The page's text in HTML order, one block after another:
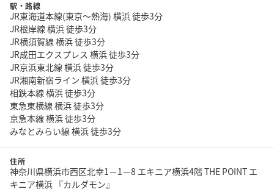
駅・路線
JR東海道本線(東京～熱海) 横浜 徒歩3分
JR根岸線 横浜 徒歩3分
JR横須賀線 横浜 徒歩3分
JR成田エクスプレス 横浜 徒歩3分
JR京浜東北線 横浜 徒歩3分
JR湘南新宿ライン 横浜 徒歩3分
相鉄本線 横浜 徒歩3分
東急東横線 横浜 徒歩3分
京急本線 横浜 徒歩3分
みなとみらい線 横浜 徒歩3分
住所
神奈川県横浜市西区北幸1－1－8 エキニア横浜4階 THE POINT エ
キニア横浜 『カルダモン』